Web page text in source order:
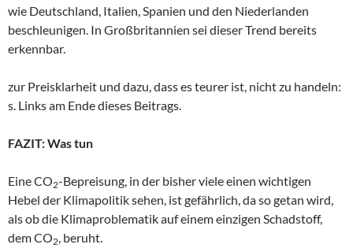
wie Deutschland, Italien, Spanien und den Niederlanden
beschleunigen. In Großbritannien sei dieser Trend bereits
erkennbar.
zur Preisklarheit und dazu, dass es teurer ist, nicht zu handeln:
s. Links am Ende dieses Beitrags.
FAZIT: Was tun
Eine CO2-Bepreisung, in der bisher viele einen wichtigen
Hebel der Klimapolitik sehen, ist gefährlich, da so getan wird,
als ob die Klimaproblematik auf einem einzigen Schadstoff,
dem CO2, beruht.